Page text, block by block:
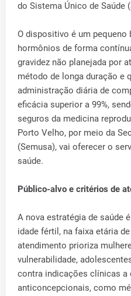
do Sistema Único de Saúde
O dispositivo é um
hormônios de forma
gravidez não planejada por
método de longa duração e
administração diária de
eficácia superior a 99%,
seguros da medicina
Porto Velho, por meio da
(Semusa), vai oferecer o
saúde.
Público-alvo e critérios de
A nova estratégia de saúde
idade fértil, na faixa etária
atendimento prioriza
vulnerabilidade,
contra indicações clínicas a
anticoncepcionais, como